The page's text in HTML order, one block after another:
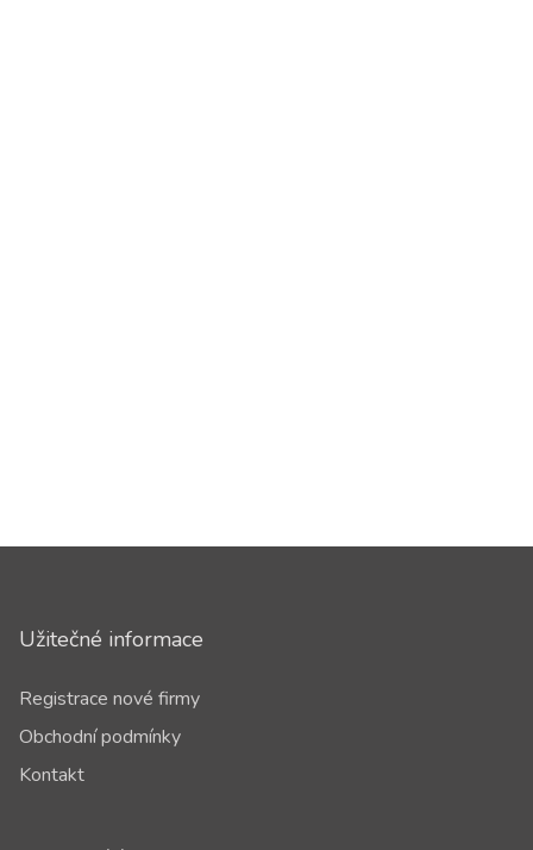
Užitečné informace
Registrace nové firmy
Obchodní podmínky
Kontakt